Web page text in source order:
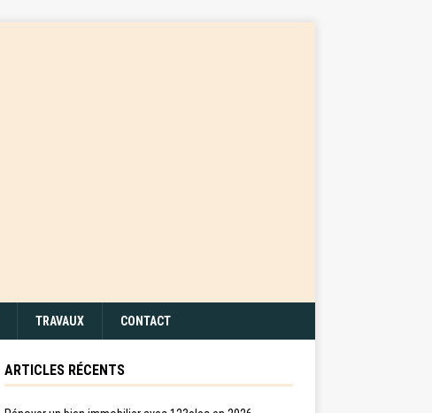
TRAVAUX CONTACT
ARTICLES RÉCENTS